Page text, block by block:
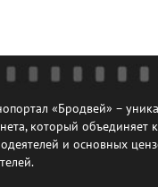
«Бродвей» –
который объединяет
и основных